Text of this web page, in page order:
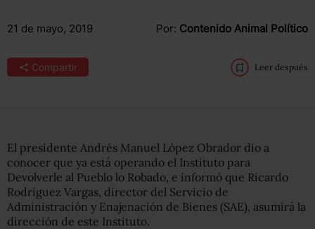
21 de mayo, 2019 Por: Contenido Animal Político
Compartir Leer después
El presidente Andrés Manuel López Obrador dio a
conocer que ya está operando el Instituto para
Devolverle al Pueblo lo Robado, e informó que Ricardo
Rodríguez Vargas, director del Servicio de
Administración y Enajenación de Bienes (SAE), asumirá la
dirección de este Instituto.